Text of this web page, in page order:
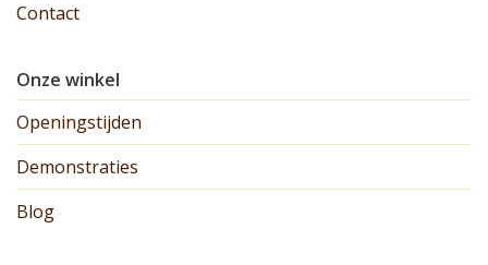
Contact
Onze winkel
Openingstijden
Demonstraties
Blog